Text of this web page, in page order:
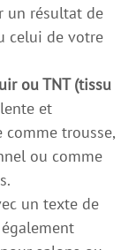
un résultat de
celui de votre
ou TNT (tissu
et
trousse,
ou comme
un texte de